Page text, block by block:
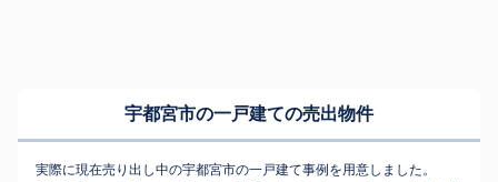
宇都宮市の一戸建ての売出物件
実際に現在売り出し中の宇都宮市の一戸建て事例を用意しました。